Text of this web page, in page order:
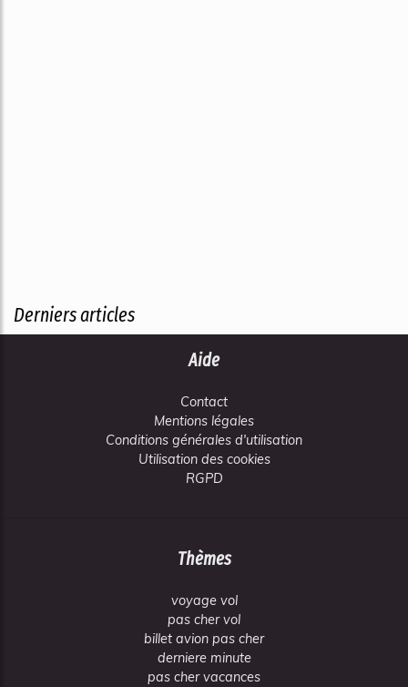
Derniers articles
Aide
Contact
Mentions légales
Conditions générales d'utilisation
Utilisation des cookies
RGPD
Thèmes
voyage vol
pas cher vol
billet avion pas cher
derniere minute
pas cher vacances